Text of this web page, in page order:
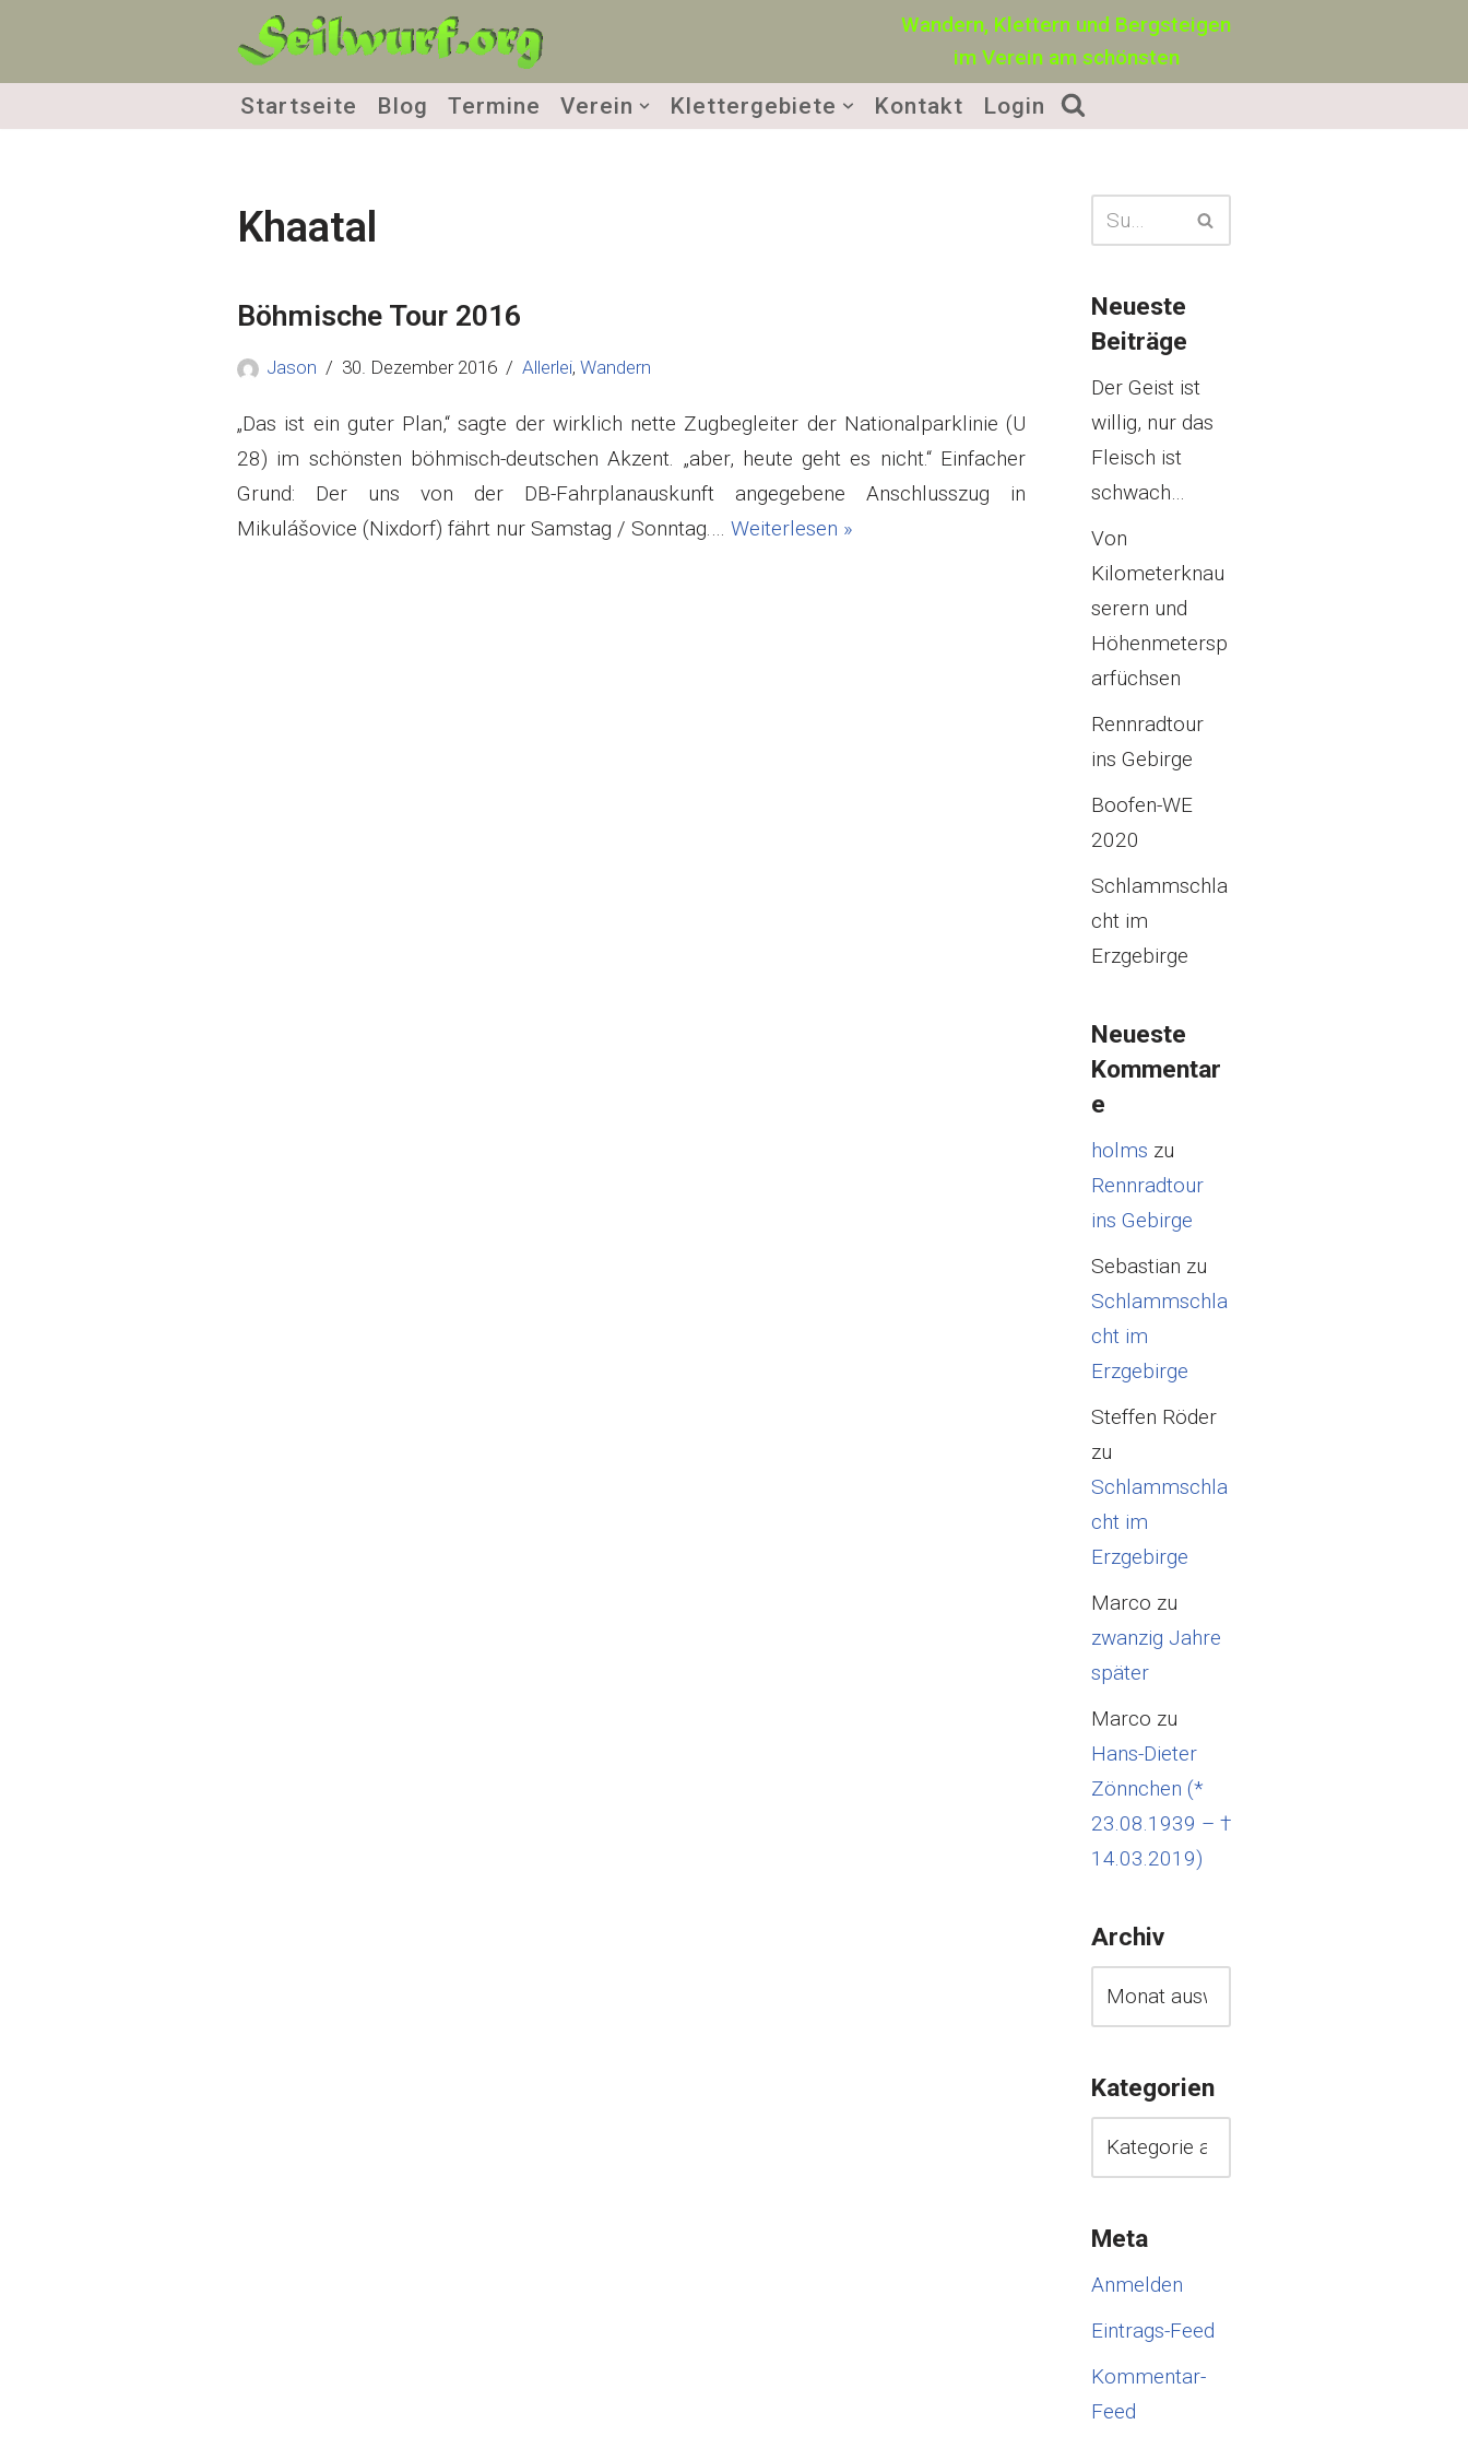
springen
Wandern, Klettern und Bergsteigen
im Verein am schönsten
Startseite Blog Termine Verein Klettergebiete Kontakt Login
Khaatal
Böhmische Tour 2016
Jason 30. Dezember 2016 Allerlei, Wandern
„Das ist ein guter Plan,“ sagte der wirklich nette Zugbegleiter der Nationalparklinie (U
28) im schönsten böhmisch-deutschen Akzent. „aber, heute geht es nicht.“ Einfacher
Grund: Der uns von der DB-Fahrplanauskunft angegebene Anschlusszug in
Mikulášovice (Nixdorf) fährt nur Samstag / Sonntag.… Weiterlesen »
Neueste
Beiträge
Der Geist ist
willig, nur das
Fleisch ist
schwach…
Von
Kilometerknau
serern und
Höhenmetersp
arfüchsen
Rennradtour
ins Gebirge
Boofen-WE
2020
Schlammschla
cht im
Erzgebirge
Neueste
Kommentar
e
holms zu
Rennradtour
ins Gebirge
Sebastian zu
Schlammschla
cht im
Erzgebirge
Steffen Röder
zu
Schlammschla
cht im
Erzgebirge
Marco zu
zwanzig Jahre
später
Marco zu
Hans-Dieter
Zönnchen (*
23.08.1939 – †
14.03.2019)
Archiv
Kategorien
Meta
Anmelden
Eintrags-Feed
Kommentar-
Feed